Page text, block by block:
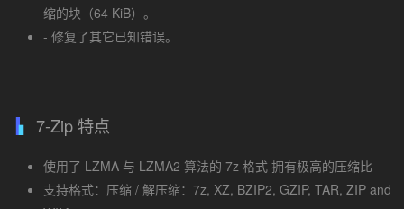
缩的块（64 KiB）。
- 修复了其它已知错误。
7-Zip 特点
使用了 LZMA 与 LZMA2 算法的 7z 格式 拥有极高的压缩比
支持格式：压缩 / 解压缩：7z, XZ, BZIP2, GZIP, TAR, ZIP and